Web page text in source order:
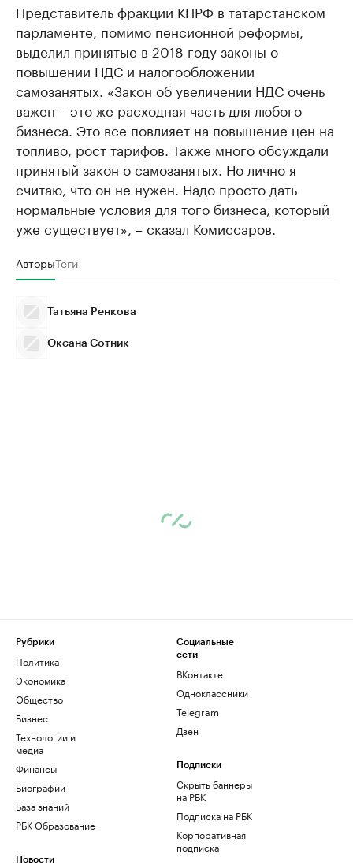
Представитель фракции КПРФ в татарстанском
парламенте, помимо пенсионной реформы,
выделил принятые в 2018 году законы о
повышении НДС и налогообложении
самозанятых. «Закон об увеличении НДС очень
важен – это же расходная часть для любого
бизнеса. Это все повлияет на повышение цен на
топливо, рост тарифов. Также много обсуждали
принятый закон о самозанятых. Но лично я
считаю, что он не нужен. Надо просто дать
нормальные условия для того бизнеса, который
уже существует», – сказал Комиссаров.
АвторыТеги
Татьяна Ренкова
Оксана Сотник
Рубрики
Политика
Экономика
Общество
Бизнес
Технологии и
медиа
Финансы
Биографии
База знаний
РБК Образование
Новости
Социальные
сети
ВКонтакте
Одноклассники
Telegram
Дзен
Подписки
Скрыть баннеры
на РБК
Подписка на РБК
Корпоративная
подписка